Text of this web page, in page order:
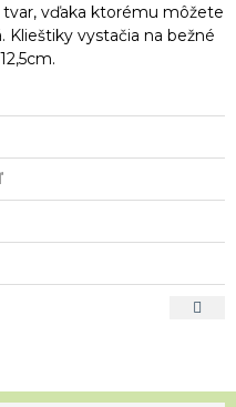
vďaka ktorému môžete
vystačia na bežné